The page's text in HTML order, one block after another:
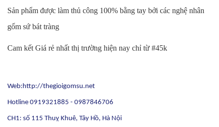
Sản phẩm được làm thủ công 100% bằng tay bởi các nghệ nhân
gốm sứ bát tràng
Cam kết Giá rẻ nhất thị trường hiện nay chỉ từ #45k
Web:http://thegioigomsu.net
Hotline 0919321885 - 0987846706
CH1: số 115 Thuỵ Khuê, Tây Hồ, Hà Nội